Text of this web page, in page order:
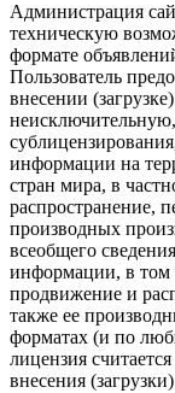
Администрация
техническую
формате
Пользователь
внесении
информации на
стран мира, в
распространение,
производных
всеобщего
информации, в том
продвижение и
также ее
форматах (и по
лицензия
внесения